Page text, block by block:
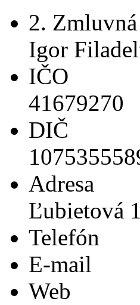
2. Zmluvná
Igor
IČO
41679270
DIČ
Adresa
Ľubietová
Telefón
E-mail
Web